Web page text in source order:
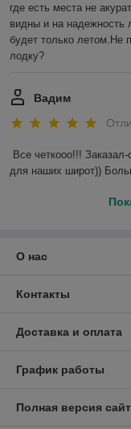
где есть места не
видны и на надежность
будет только летом.Не
лодку?
Вадим
Все четкооо!!!
для наших широт))
О нас
Контакты
Доставка и оплата
График работы
Полная версия